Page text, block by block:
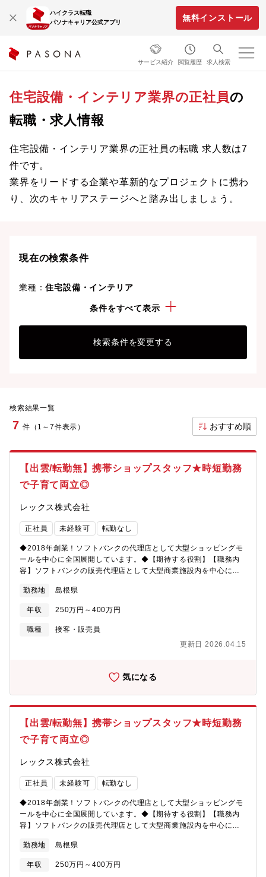
ハイクラス転職
パソナキャリア公式アプリ
無料インストール
サービス紹介 閲覧履歴 求人検索
住宅設備・インテリア業界の正社員の
転職・求人情報
住宅設備・インテリア業界の正社員の転職 求人数は7
件です。
業界をリードする企業や革新的なプロジェクトに携わ
り、次のキャリアステージへと踏み出しましょう。
現在の検索条件
業種：住宅設備・インテリア
条件をすべて表示
検索条件を変更する
検索結果一覧
7 件（1～7件表示） おすすめ順
【出雲/転勤無】携帯ショップスタッフ★時短勤務
で子育て両立◎
レックス株式会社
正社員 未経験可 転勤なし
◆2018年創業！ソフトバンクの代理店として大型ショッピングモ
ールを中心に全国展開しています。◆【期待する役割】【職務内
容】ソフトバンクの販売代理店として大型商業施設内を中心に全
ョップスタッフをご担当頂きます。★どんなお仕事…？・携帯電
話の機種選びのサポート・料金お支払いの対応、電話応対などの
窓口業務・事務作業（販促物の制作）・イベントの企画・準備・
その他、お客様からの問い合わせ対応・１日の平均来店人数は１
ら、仕事の進め方を学びます。独り立ちまでは約3か月の研修期間
いのある成長企業です＞「LET’S MAKE THE FUTURE」と
いうポリシーで、お客様と密にコミュニケートでき、愛されるお
店造りをクルー一丸となって邁進しています。また、顧客満足だ
けでなく従業員満足にも取り組み、時短制度や恩人感謝の日など
社員一人一人の充実した生活の実現を応援しさらに風通しのいい
会社となっています。＜自分の頑張りで、昇給可能◎充実の評価
制度＞個人成績だけでなく、自身で達成したい目標の設定や店舗
す。ソフトバンクに連動した資格手当も充実しており、自分の頑
から受けられるので自分のスキルを高めるチャンスが数多くあり
時短制度を利用できます。週3日～週5日のと勤務日数を選ぶこと
も出来、お子様がいても仕事を続けていきたい方には子育てと仕
事/プライベートの充実もキャリアを途切れさせることなく支援し
てくれる魅力的な制度です。■時短制度（週3日～5日勤務可能で週
週4日：7.5時間勤務/日、週5日勤務の場合：6時間勤務/日など月
勤務地 島根県
年収 250万円～400万円
職種
接客・販売員
更新日 2026.04.15
気になる
【出雲/転勤無】携帯ショップスタッフ★時短勤務
で子育て両立◎
レックス株式会社
正社員 未経験可 転勤なし
◆2018年創業！ソフトバンクの代理店として大型ショッピングモ
ールを中心に全国展開しています。◆【期待する役割】【職務内
容】ソフトバンクの販売代理店として大型商業施設内を中心に全
ョップスタッフをご担当頂きます。★どんなお仕事…？・携帯電
話の機種選びのサポート・料金お支払いの対応、電話応対などの
窓口業務・事務作業（販促物の制作）・イベントの企画・準備・
勤務地 島根県
年収 250万円～400万円